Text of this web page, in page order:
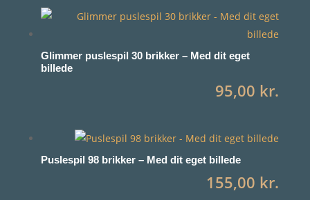
Glimmer puslespil 30 brikker – Med dit eget
billede
95,00 kr.
Puslespil 98 brikker – Med dit eget billede
155,00 kr.